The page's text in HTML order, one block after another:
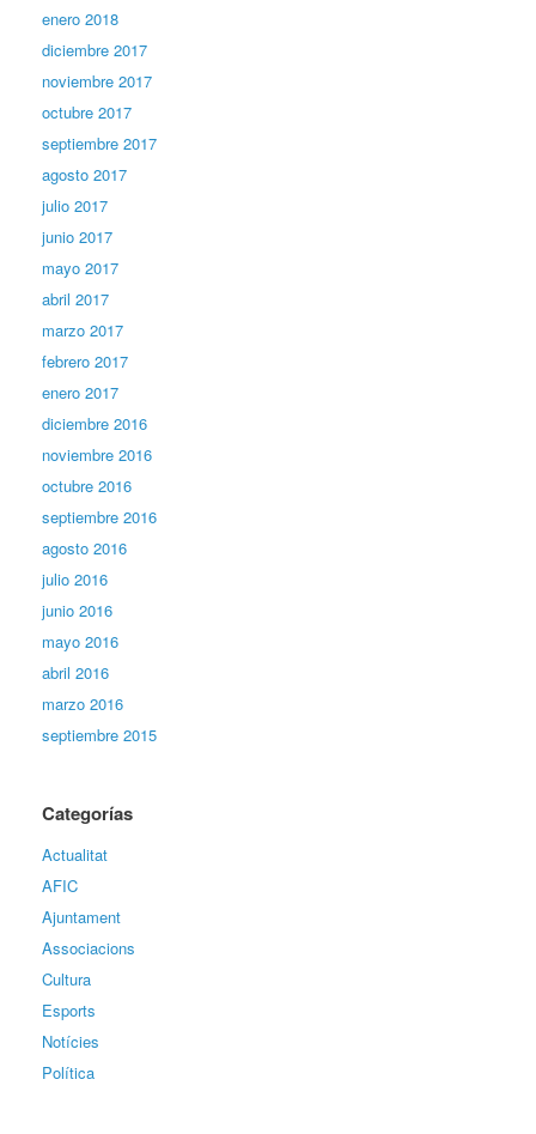
enero 2018
diciembre 2017
noviembre 2017
octubre 2017
septiembre 2017
agosto 2017
julio 2017
junio 2017
mayo 2017
abril 2017
marzo 2017
febrero 2017
enero 2017
diciembre 2016
noviembre 2016
octubre 2016
septiembre 2016
agosto 2016
julio 2016
junio 2016
mayo 2016
abril 2016
marzo 2016
septiembre 2015
Categorías
Actualitat
AFIC
Ajuntament
Associacions
Cultura
Esports
Notícies
Política